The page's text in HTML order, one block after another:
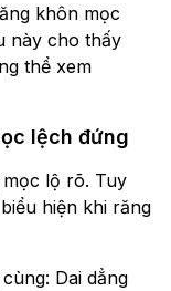
khôn mọc
này cho thấy
thể xem
lệch đứng
lộ rõ. Tuy
hiện khi răng
Dai dẳng